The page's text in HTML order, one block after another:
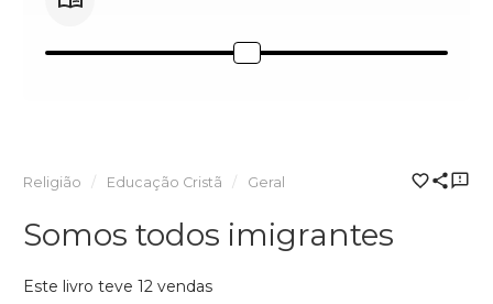
Religião Educação Cristã Geral
Somos todos imigrantes
Este livro teve 12 vendas